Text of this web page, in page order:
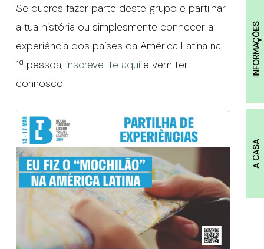
INFORMAÇÕES
A CASA
Se queres fazer parte deste grupo e partilhar
a tua história ou simplesmente conhecer a
experiência dos países da América Latina na
1ª pessoa, inscreve-te aquie vem ter
connosco!